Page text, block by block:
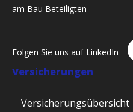
am Bau Beteiligten
Folgen Sie uns auf LinkedIn
Versicherungen
Versicherungsübersicht